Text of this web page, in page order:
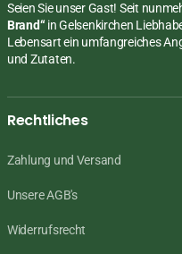
Seien Sie unser Gast! Seit
Brand“ in Gelsenkirchen
Lebensart ein umfangreiches
und Zutaten.
Rechtliches
Zahlung und Versand
Unsere AGB's
Widerrufsrecht